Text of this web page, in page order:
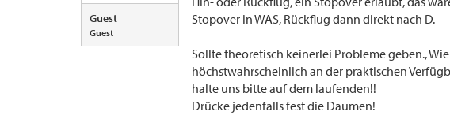
Guest
Guest
Stopover in WAS, Rückflug dann direkt nach D.
Sollte theoretisch keinerlei Probleme geben.,
höchstwahrscheinlich an der praktischen
halte uns bitte auf dem laufenden!!
Drücke jedenfalls fest die Daumen!